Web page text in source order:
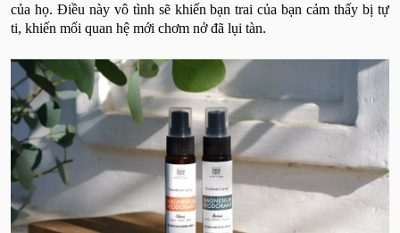
của họ. Điều này vô tình sẽ khiến bạn trai của bạn cảm thấy bị tự
ti, khiến mối quan hệ mới chơm nở đã lụi tàn.